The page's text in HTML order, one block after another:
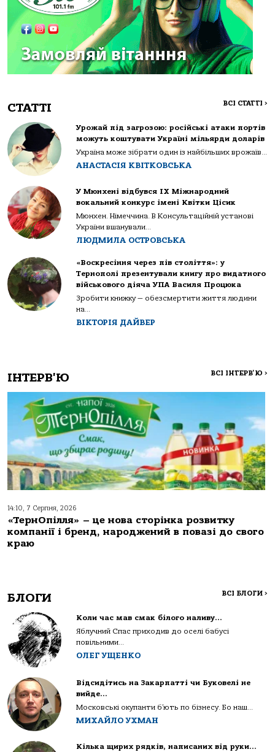
СТАТТІ ВСІ СТАТТІ >
Урожай під загрозою: російські атаки портів
можуть коштувати Україні мільярди доларів
Україна може зібрати один із найбільших врожаїв...
АНАСТАСІЯ КВІТКОВСЬКА
У Мюнхені відбувся IX Міжнародний
вокальний конкурс імені Квітки Цісик
Мюнхен. Німеччина. В Консультаційній установі
України вшанували...
ЛЮДМИЛА ОСТРОВСЬКА
«Воскресіння через пів століття»: у
Тернополі презентували книгу про видатного
військового діяча УПА Василя Процюка
Зробити книжку — обезсмертити життя людини
на...
ВІКТОРІЯ ДАЙВЕР
ІНТЕРВ'Ю ВСІ ІНТЕРВ'Ю >
14:10, 7 Серпня, 2026
«ТернОпілля» – це нова сторінка розвитку
компанії і бренд, народжений в повазі до свого
краю
БЛОГИ ВСІ БЛОГИ >
Коли час мав смак білого наливу…
Яблучний Спас приходив до оселі бабусі
повільними...
ОЛЕГ УЩЕНКО
Відсидітись на Закарпатті чи Буковелі не
вийде…
Московські окупанти б’ють по бізнесу. Бо наш...
МИХАЙЛО УХМАН
Кілька щирих рядків, написаних від руки…